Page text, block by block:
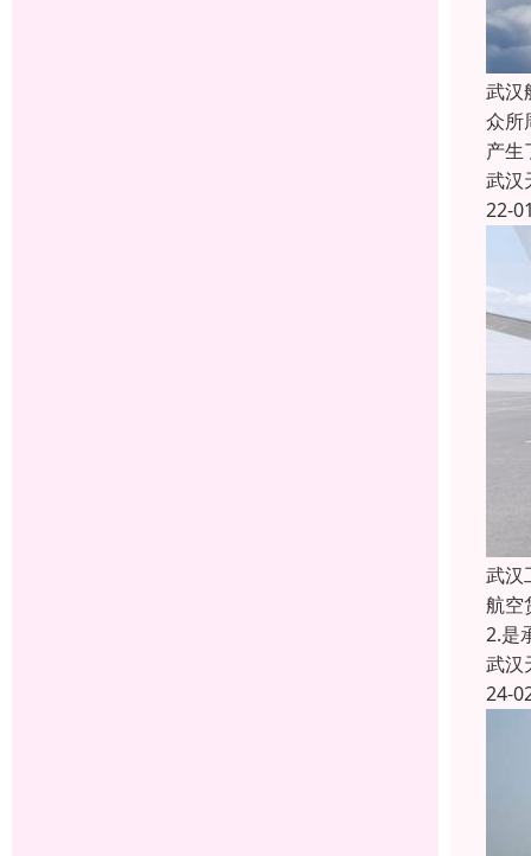
武汉
众所
产生
武汉
22-
武汉
航空
2.是
武汉
24-